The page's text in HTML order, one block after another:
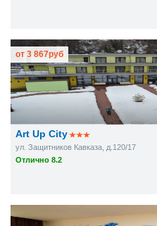
Art Up City
ул. Защитников Кавказа, д.120/17
Отлично 8.2
от 3 867руб